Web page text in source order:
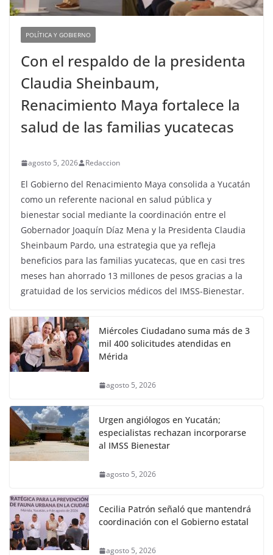
POLÍTICA Y GOBIERNO
Con el respaldo de la presidenta
Claudia Sheinbaum,
Renacimiento Maya fortalece la
salud de las familias yucatecas
agosto 5, 2026 Redaccion
El Gobierno del Renacimiento Maya consolida a Yucatán
como un referente nacional en salud pública y
bienestar social mediante la coordinación entre el
Gobernador Joaquín Díaz Mena y la Presidenta Claudia
Sheinbaum Pardo, una estrategia que ya refleja
beneficios para las familias yucatecas, que en casi tres
meses han ahorrado 13 millones de pesos gracias a la
gratuidad de los servicios médicos del IMSS-Bienestar.
Miércoles Ciudadano suma más de 3
mil 400 solicitudes atendidas en
Mérida
agosto 5, 2026
Urgen angiólogos en Yucatán;
especialistas rechazan incorporarse
al IMSS Bienestar
agosto 5, 2026
Cecilia Patrón señaló que mantendrá
coordinación con el Gobierno estatal
agosto 5, 2026